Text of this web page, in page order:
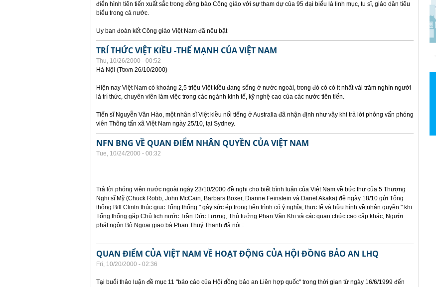
điển hình tiên tiến xuất sắc trong đồng bào Công giáo với sự tham dự của 95 đại biểu là linh mục, tu sĩ, giáo dân tiêu
biểu trong cả nước.
Uy ban đoàn kết Công giáo Việt Nam đã nêu bật
TRÍ THỨC VIỆT KIỀU -THẾ MẠNH CỦA VIỆT NAM
Thu, 10/26/2000 - 00:52
Hà Nội (Ttxvn 26/10/2000)
Hiện nay Việt Nam có khoảng 2,5 triệu Việt kiều đang sống ở nước ngoài, trong đó có có ít nhất vài trăm nghìn người
là trí thức, chuyên viên làm việc trong các ngành kinh tế, kỹ nghệ cao của các nước tiên tiến.
Tiến sĩ Nguyễn Văn Hào, một nhân sĩ Việt kiều nổi tiếng ở Australia đã nhận định như vậy khi trả lời phỏng vấn phóng
viên Thông tấn xã Việt Nam ngày 25/10, tại Sydney.
NFN BNG VỀ QUAN ĐIỂM NHÂN QUYỀN CỦA VIỆT NAM
Tue, 10/24/2000 - 00:32
Trả lời phóng viên nước ngoài ngày 23/10/2000 đề nghị cho biết bình luận của Việt Nam về bức thư của 5 Thượng
Nghị sĩ Mỹ (Chuck Robb, John McCain, Barbars Boxer, Dianne Feinstein và Danel Akaka) đề ngày 18/10 gửi Tổng
thống Bill Clintn thúc giục Tổng thống " gây sức ép trong tiến trình có ý nghĩa, thực tế và hữu hình về nhân quyền " khi
Tổng thống gặp Chủ tịch nước Trần Đức Lương, Thủ tướng Phan Văn Khi và các quan chức cao cấp khác, Người
phát ngôn Bộ Ngoại giao bà Phan Thuý Thanh đã nói :
QUAN ĐIỂM CỦA VIỆT NAM VỀ HOẠT ĐỘNG CỦA HỘI ĐỒNG BẢO AN LHQ
Fri, 10/20/2000 - 02:36
Tại buổi thảo luận đề mục 11 "báo cáo của Hội đồng bảo an Liên hợp quốc" trong thời gian từ ngày 16/6/1999 đến